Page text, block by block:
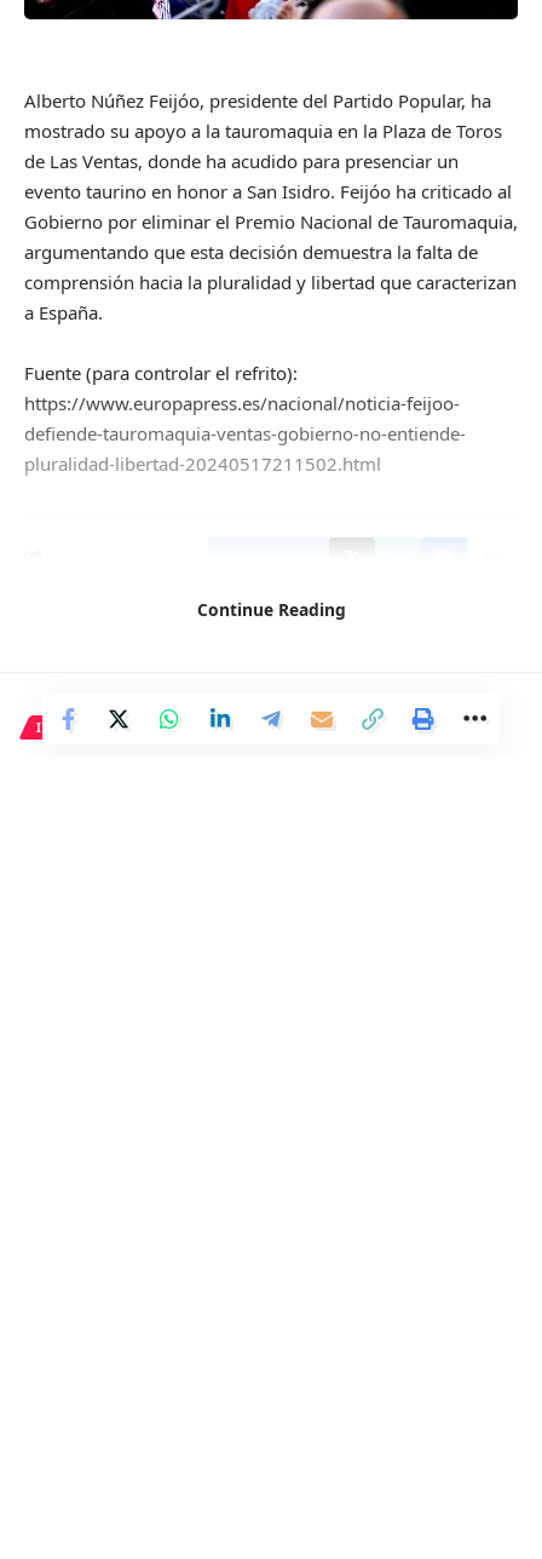
Alberto Núñez Feijóo, presidente del Partido Popular, ha
mostrado su apoyo a la tauromaquia en la Plaza de Toros
de Las Ventas, donde ha acudido para presenciar un
evento taurino en honor a San Isidro. Feijóo ha criticado al
Gobierno por eliminar el Premio Nacional de Tauromaquia,
argumentando que esta decisión demuestra la falta de
comprensión hacia la pluralidad y libertad que caracterizan
a España.
Fuente (para controlar el refrito):
https://www.europapress.es/nacional/noticia-feijoo-
defiende-tauromaquia-ventas-gobierno-no-entiende-
pluralidad-libertad-20240517211502.html
Continue Reading
INTERNACIONAL